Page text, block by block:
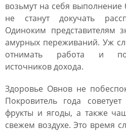
возьмут на себя выполнение
не станут докучать
Одиноким представителям
амурных переживаний. Уж
отнимать работа и
источников дохода.
Здоровье Овнов не
Покровитель года
фрукты и ягоды, а также
свежем воздухе. Это время